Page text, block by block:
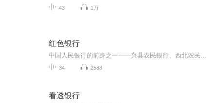
43 1万
红色银行
34 2588
看透银行